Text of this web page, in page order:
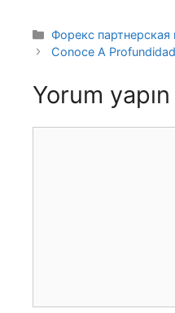
Kategoriler
Форекс
Conoce A
Yorum yapın